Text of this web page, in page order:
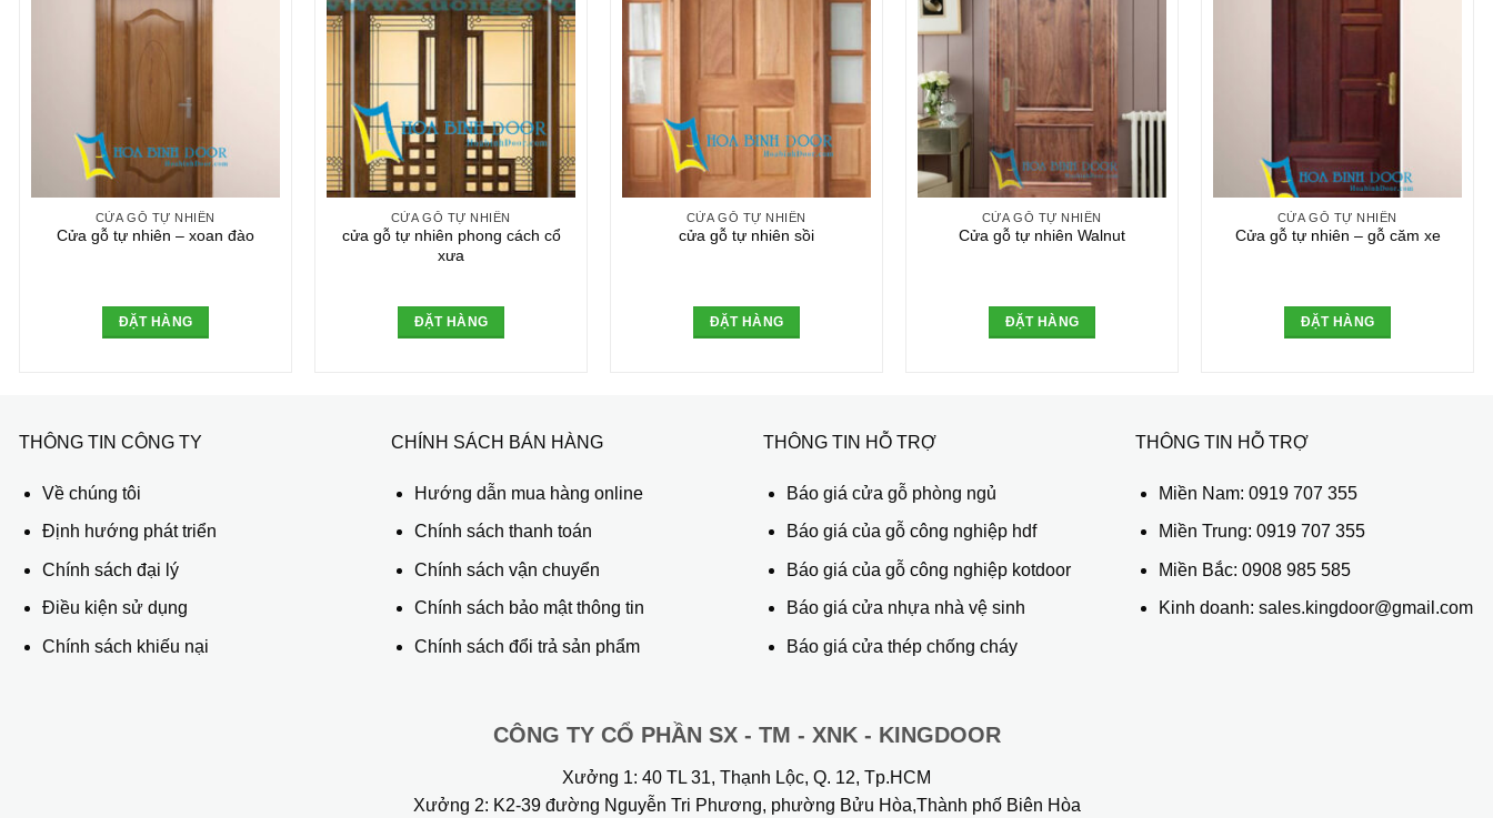
CỬA GỖ TỰ NHIÊN
Cửa gỗ tự nhiên – xoan đào
ĐẶT HÀNG
CỬA GỖ TỰ NHIÊN
cửa gỗ tự nhiên phong cách cổ
xưa
ĐẶT HÀNG
CỬA GỖ TỰ NHIÊN
cửa gỗ tự nhiên sồi
ĐẶT HÀNG
CỬA GỖ TỰ NHIÊN
Cửa gỗ tự nhiên Walnut
ĐẶT HÀNG
CỬA GỖ TỰ NHIÊN
Cửa gỗ tự nhiên – gỗ căm xe
ĐẶT HÀNG
THÔNG TIN CÔNG TY
Về chúng tôi
Định hướng phát triển
Chính sách đại lý
Điều kiện sử dụng
Chính sách khiếu nại
CHÍNH SÁCH BÁN HÀNG
Hướng dẫn mua hàng online
Chính sách thanh toán
Chính sách vận chuyển
Chính sách bảo mật thông tin
Chính sách đổi trả sản phẩm
THÔNG TIN HỖ TRỢ
Báo giá cửa gỗ phòng ngủ
Báo giá của gỗ công nghiệp hdf
Báo giá của gỗ công nghiệp kotdoor
Báo giá cửa nhựa nhà vệ sinh
Báo giá cửa thép chống cháy
THÔNG TIN HỖ TRỢ
Miền Nam: 0919 707 355
Miền Trung: 0919 707 355
Miền Bắc: 0908 985 585
Kinh doanh: sales.kingdoor@gmail.com
CÔNG TY CỔ PHẦN SX - TM - XNK - KINGDOOR
Xưởng 1: 40 TL 31, Thạnh Lộc, Q. 12, Tp.HCM
Xưởng 2: K2-39 đường Nguyễn Tri Phương, phường Bửu Hòa,Thành phố Biên Hòa